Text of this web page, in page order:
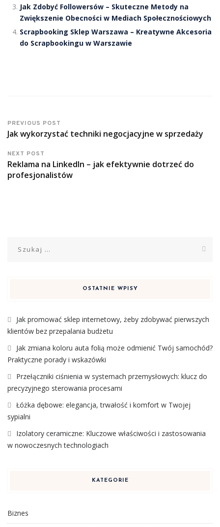
Jak Zdobyć Followersów – Skuteczne Metody na
Zwiększenie Obecności w Mediach Społecznościowych
Scrapbooking Sklep Warszawa – Kreatywne Akcesoria
do Scrapbookingu w Warszawie
PREVIOUS POST
Jak wykorzystać techniki negocjacyjne w sprzedaży
NEXT POST
Reklama na LinkedIn – jak efektywnie dotrzeć do
profesjonalistów
OSTATNIE WPISY
Jak promować sklep internetowy, żeby zdobywać pierwszych
klientów bez przepalania budżetu
Jak zmiana koloru auta folią może odmienić Twój samochód?
Praktyczne porady i wskazówki
Przełączniki ciśnienia w systemach przemysłowych: klucz do
precyzyjnego sterowania procesami
Łóżka dębowe: elegancja, trwałość i komfort w Twojej
sypialni
Izolatory ceramiczne: Kluczowe właściwości i zastosowania
w nowoczesnych technologiach
KATEGORIE
Biznes